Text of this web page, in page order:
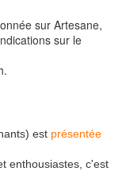
sur Artesane,
sur le
est présentée
enthousiastes, c'est